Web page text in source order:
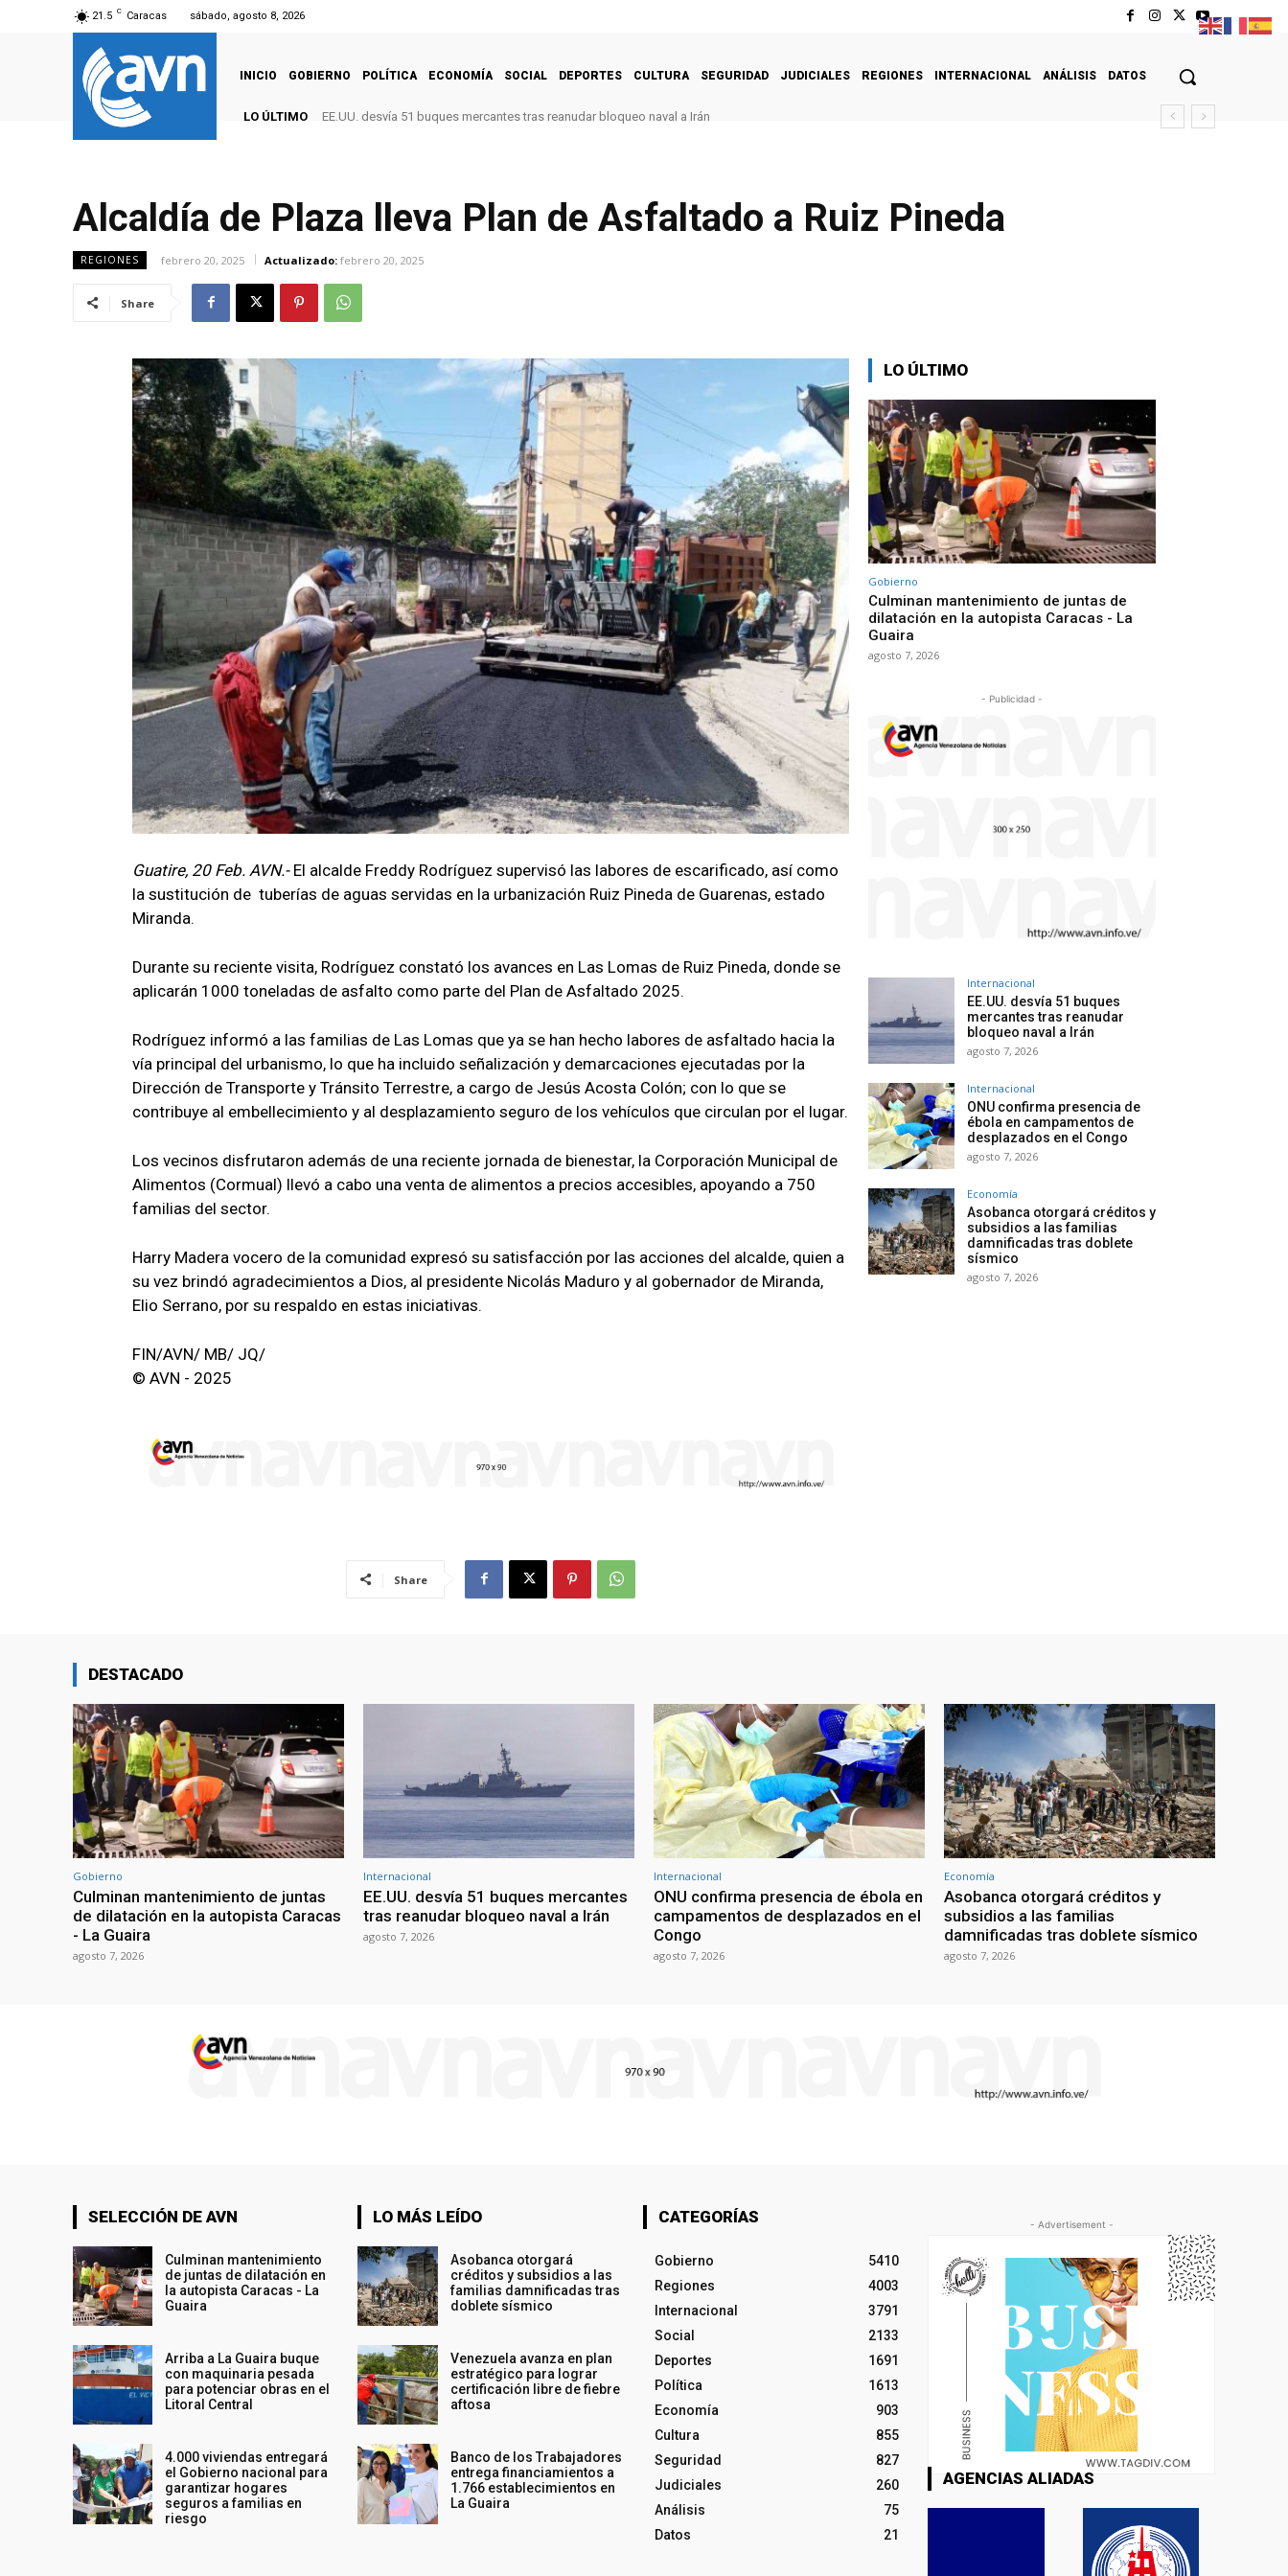
21.5 C Caracas sábado, agosto 8, 2026
INICIO GOBIERNO POLÍTICA ECONOMÍA SOCIAL DEPORTES CULTURA SEGURIDAD JUDICIALES REGIONES INTERNACIONAL ANÁLISIS DATOS
LO ÚLTIMO EE.UU. desvía 51 buques mercantes tras reanudar bloqueo naval a Irán
Alcaldía de Plaza lleva Plan de Asfaltado a Ruiz Pineda
REGIONES febrero 20, 2025 Actualizado: febrero 20, 2025
Share
Guatire, 20 Feb. AVN.- El alcalde Freddy Rodríguez supervisó las labores de escarificado, así como
la sustitución de tuberías de aguas servidas en la urbanización Ruiz Pineda de Guarenas, estado
Miranda.
Durante su reciente visita, Rodríguez constató los avances en Las Lomas de Ruiz Pineda, donde se
aplicarán 1000 toneladas de asfalto como parte del Plan de Asfaltado 2025.
Rodríguez informó a las familias de Las Lomas que ya se han hecho labores de asfaltado hacia la
vía principal del urbanismo, lo que ha incluido señalización y demarcaciones ejecutadas por la
Dirección de Transporte y Tránsito Terrestre, a cargo de Jesús Acosta Colón; con lo que se
contribuye al embellecimiento y al desplazamiento seguro de los vehículos que circulan por el lugar.
Los vecinos disfrutaron además de una reciente jornada de bienestar, la Corporación Municipal de
Alimentos (Cormual) llevó a cabo una venta de alimentos a precios accesibles, apoyando a 750
familias del sector.
Harry Madera vocero de la comunidad expresó su satisfacción por las acciones del alcalde, quien a
su vez brindó agradecimientos a Dios, al presidente Nicolás Maduro y al gobernador de Miranda,
Elio Serrano, por su respaldo en estas iniciativas.
FIN/AVN/ MB/ JQ/
© AVN - 2025
Share
LO ÚLTIMO
Gobierno
Culminan mantenimiento de juntas de
dilatación en la autopista Caracas - La
Guaira
agosto 7, 2026
- Publicidad -
Internacional
EE.UU. desvía 51 buques
mercantes tras reanudar
bloqueo naval a Irán
agosto 7, 2026
Internacional
ONU confirma presencia de
ébola en campamentos de
desplazados en el Congo
agosto 7, 2026
Economía
Asobanca otorgará créditos y
subsidios a las familias
damnificadas tras doblete
sísmico
agosto 7, 2026
DESTACADO
Gobierno
Culminan mantenimiento de juntas
de dilatación en la autopista Caracas
- La Guaira
agosto 7, 2026
Internacional
EE.UU. desvía 51 buques mercantes
tras reanudar bloqueo naval a Irán
agosto 7, 2026
Internacional
ONU confirma presencia de ébola en
campamentos de desplazados en el
Congo
agosto 7, 2026
Economía
Asobanca otorgará créditos y
subsidios a las familias
damnificadas tras doblete sísmico
agosto 7, 2026
SELECCIÓN DE AVN
Culminan mantenimiento
de juntas de dilatación en
la autopista Caracas - La
Guaira
Arriba a La Guaira buque
con maquinaria pesada
para potenciar obras en el
Litoral Central
4.000 viviendas entregará
el Gobierno nacional para
garantizar hogares
seguros a familias en
riesgo
LO MÁS LEÍDO
Asobanca otorgará
créditos y subsidios a las
familias damnificadas tras
doblete sísmico
Venezuela avanza en plan
estratégico para lograr
certificación libre de fiebre
aftosa
Banco de los Trabajadores
entrega financiamientos a
1.766 establecimientos en
La Guaira
CATEGORÍAS
Gobierno
5410
Regiones
4003
Internacional
3791
Social
2133
Deportes
1691
Política
1613
Economía
903
Cultura
855
Seguridad
827
Judiciales
260
Análisis
75
Datos
21
- Advertisement -
AGENCIAS ALIADAS